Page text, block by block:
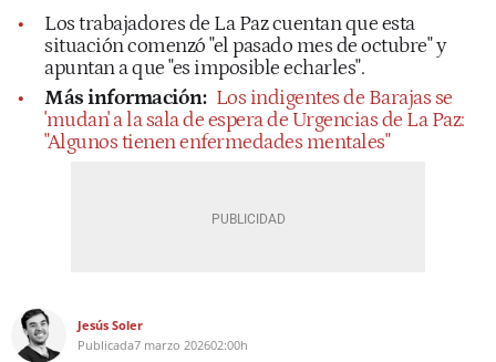
Los trabajadores de La Paz cuentan que esta
situación comenzó "el pasado mes de octubre" y
apuntan a que "es imposible echarles".
Más información: Los indigentes de Barajas se
'mudan' a la sala de espera de Urgencias de La Paz:
"Algunos tienen enfermedades mentales"
Jesús Soler
Publicada7 marzo 202602:00h